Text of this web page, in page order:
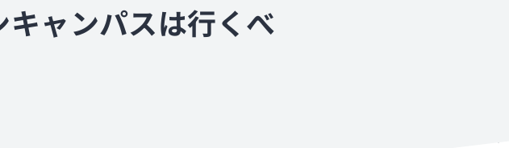
ャンパスは行くべ